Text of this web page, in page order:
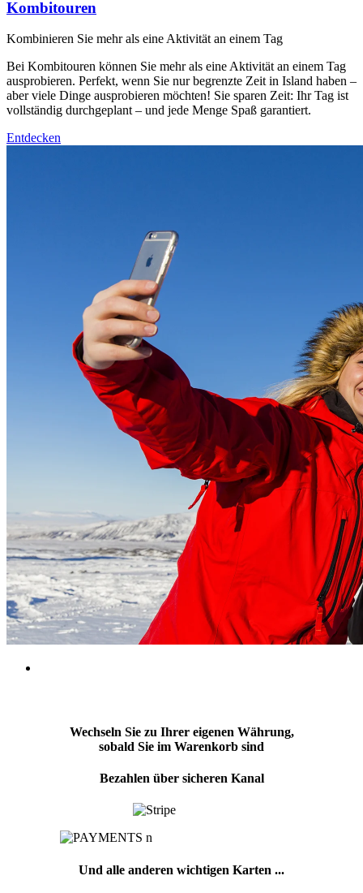
Kombitouren
Kombinieren Sie mehr als eine Aktivität an einem Tag
Bei Kombitouren können Sie mehr als eine Aktivität an einem Tag
ausprobieren. Perfekt, wenn Sie nur begrenzte Zeit in Island haben –
aber viele Dinge ausprobieren möchten! Sie sparen Zeit: Ihr Tag ist
vollständig durchgeplant – und jede Menge Spaß garantiert.
Entdecken
Wechseln Sie zu Ihrer eigenen Währung,
sobald Sie im Warenkorb sind
Bezahlen über sicheren Kanal
Und alle anderen wichtigen Karten ...